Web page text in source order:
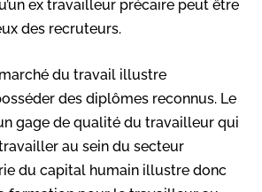
ex travailleur précaire peut être
des recruteurs.
du travail illustre
des diplômes reconnus. Le
gage de qualité du travailleur qui
au sein du secteur
du capital humain illustre donc